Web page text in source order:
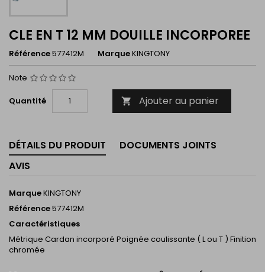
CLE EN T 12 MM DOUILLE INCORPOREE
Référence577412M MarqueKINGTONY
Note
Quantité  Ajouter au panier
DÉTAILS DU PRODUIT
DOCUMENTS JOINTS
AVIS
MarqueKINGTONY
Référence577412M
Caractéristiques
Métrique Cardan incorporé Poignée coulissante ( L ou T ) Finition
chromée